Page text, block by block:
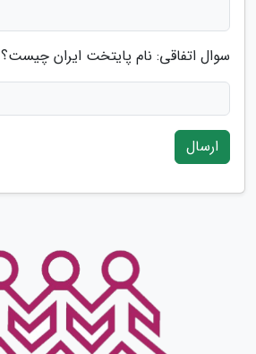
سوال اتفاقی: نام پایتخت ایران چیست؟
ارسال